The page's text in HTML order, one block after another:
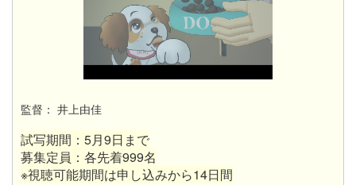
監督： 井上由佳
試写期間：5月9日まで
募集定員：各先着999名
※視聴可能期間は申し込みから14日間